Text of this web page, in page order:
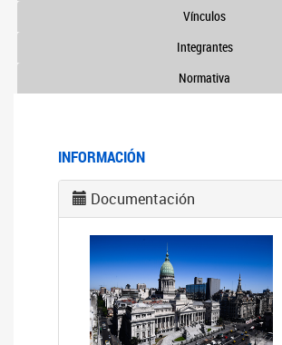
Vínculos
Integrantes
Normativa
INFORMACIÓN
Documentación